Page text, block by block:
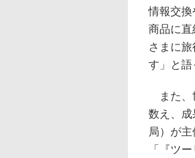
情報交換
商品に直
さまに
す」と語
また、
数え、
局）が
「『ツ